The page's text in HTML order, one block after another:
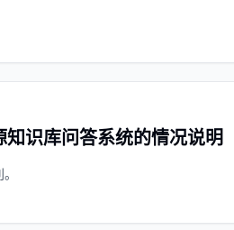
识库问答系统的情况说明